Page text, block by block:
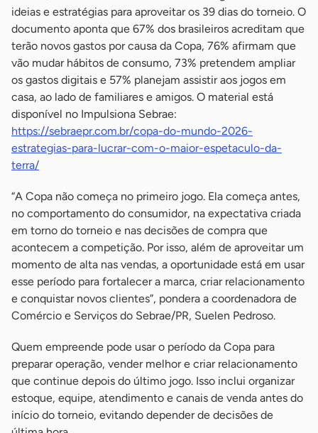
ideias e estratégias para aproveitar os 39 dias do torneio. O
documento aponta que 67% dos brasileiros acreditam que
terão novos gastos por causa da Copa, 76% afirmam que
vão mudar hábitos de consumo, 73% pretendem ampliar
os gastos digitais e 57% planejam assistir aos jogos em
casa, ao lado de familiares e amigos. O material está
disponível no Impulsiona Sebrae:
https://sebraepr.com.br/copa-do-mundo-2026-
estrategias-para-lucrar-com-o-maior-espetaculo-da-
terra/
“A Copa não começa no primeiro jogo. Ela começa antes,
no comportamento do consumidor, na expectativa criada
em torno do torneio e nas decisões de compra que
acontecem a competição. Por isso, além de aproveitar um
momento de alta nas vendas, a oportunidade está em usar
esse período para fortalecer a marca, criar relacionamento
e conquistar novos clientes”, pondera a coordenadora de
Comércio e Serviços do Sebrae/PR, Suelen Pedroso.
Quem empreende pode usar o período da Copa para
preparar operação, vender melhor e criar relacionamento
que continue depois do último jogo. Isso inclui organizar
estoque, equipe, atendimento e canais de venda antes do
início do torneio, evitando depender de decisões de